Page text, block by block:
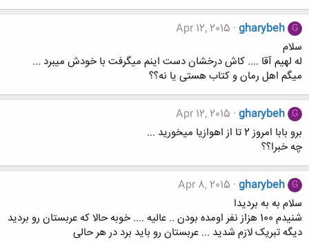
G
gharybeh
Apr 12, 2015
سلام
له لهیم آقا .... کاش درخشان دست اینم میگرفت با خودش میبرد ...
میگم اهل رمان و کتاب هستی یا نه؟؟
G
gharybeh
Apr 12, 2015
برو بابا امروز 2 تا از اهوازیا میخورید ...
چه خبرا؟؟
G
gharybeh
Apr 8, 2015
سلام به به بردیدا
شنیدم 100 هزاز نفر اومده بودن .. عالیه .... خوبه حالا که عربستان رو بردید
دیگه تبریک لازم شدید ... عربستان رو باید برد در هر حالی